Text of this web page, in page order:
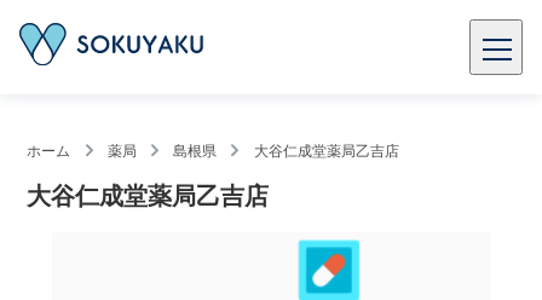
ホーム 薬局 島根県 大谷仁成堂薬局乙吉店
大谷仁成堂薬局乙吉店